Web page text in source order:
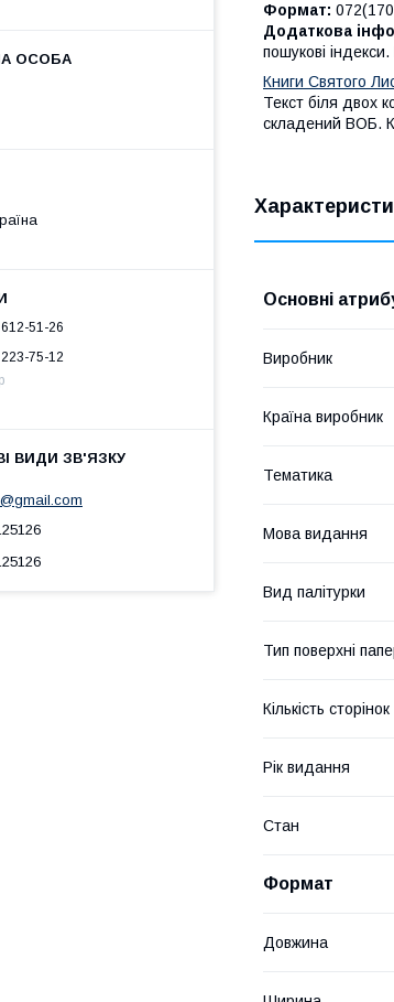
Формат:
Додаткова
пошукові
Книги Святого
Текст біля двох
складений ВОБ.
Основні
Виробник
Країна виробник
Тематика
Мова видання
Вид палітурки
Тип поверхні
Кількість сторінок
Рік видання
Стан
Формат
Довжина
51-26
75-12